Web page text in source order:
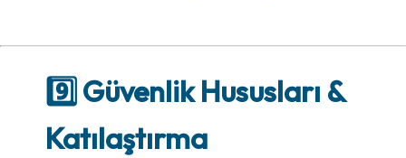
9️⃣ Güvenlik Hususları &
Katılaştırma